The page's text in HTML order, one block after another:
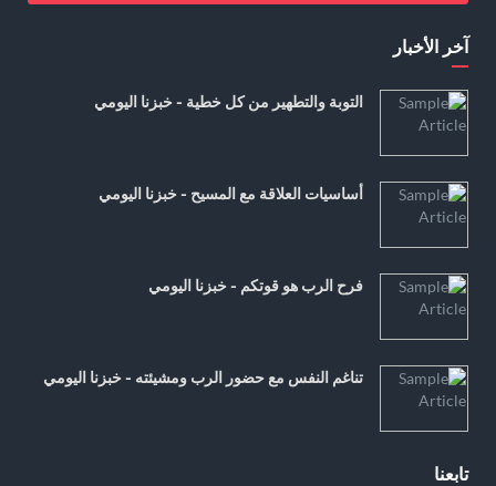
آخر الأخبار
التوبة والتطهير من كل خطية - خبزنا اليومي
أساسيات العلاقة مع المسيح - خبزنا اليومي
فرح الرب هو قوتكم - خبزنا اليومي
تناغم النفس مع حضور الرب ومشيئته - خبزنا اليومي
تابعنا